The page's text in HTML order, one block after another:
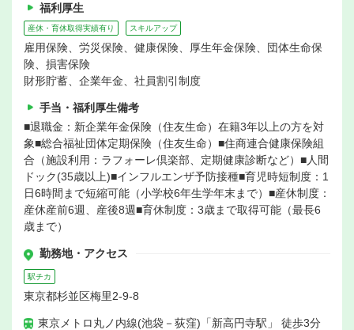
福利厚生
産休・育休取得実績有り スキルアップ
雇用保険、労災保険、健康保険、厚生年金保険、団体生命保
険、損害保険
財形貯蓄、企業年金、社員割引制度
手当・福利厚生備考
■退職金：新企業年金保険（住友生命）在籍3年以上の方を対
象■総合福祉団体定期保険（住友生命）■住商連合健康保険組
合（施設利用：ラフォーレ倶楽部、定期健康診断など）■人間
ドック(35歳以上)■インフルエンザ予防接種■育児時短制度：1
日6時間まで短縮可能（小学校6年生学年末まで）■産休制度：
産休産前6週、産後8週■育休制度：3歳まで取得可能（最長6
歳まで）
勤務地・アクセス
駅チカ
東京都杉並区梅里2-9-8
東京メトロ丸ノ内線(池袋－荻窪)「新高円寺駅」 徒歩3分